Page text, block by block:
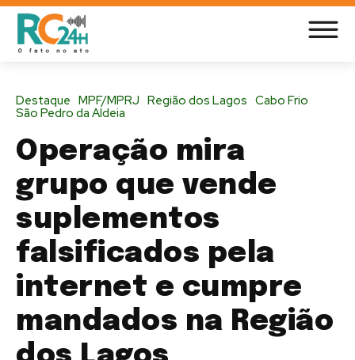
Destaque MPF/MPRJ Região dos Lagos Cabo Frio
São Pedro da Aldeia
Operação mira
grupo que vende
suplementos
falsificados pela
internet e cumpre
mandados na Região